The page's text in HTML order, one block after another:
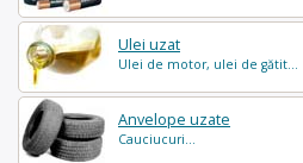
Ulei uzat
Ulei de motor, ulei de gătit...
Anvelope uzate
Cauciucuri...